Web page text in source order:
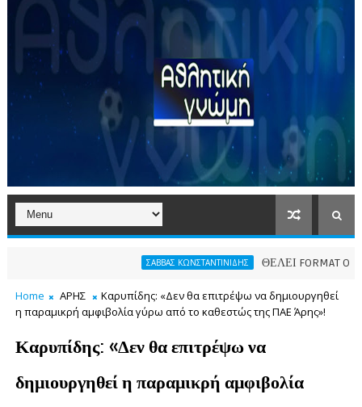
ΣΑΒΒΑΣ ΚΩΝΣΤΑΝΤΙΝΙΔΗΣ ΘΕΛΕΙ FORMAT O ΑΡΗΣ
Home ΑΡΗΣ
Καρυπίδης: «Δεν θα επιτρέψω να δημιουργηθεί
η παραμικρή αμφιβολία γύρω από το καθεστώς της ΠΑΕ Άρης»!
Καρυπίδης: «Δεν θα επιτρέψω να
δημιουργηθεί η παραμικρή αμφιβολία